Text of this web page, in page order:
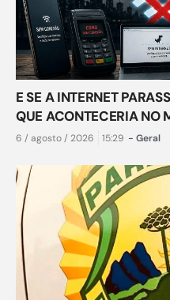
E SE A INTERNET
QUE ACONTECERIA NO
6 / agosto / 2026 15:29 - Geral